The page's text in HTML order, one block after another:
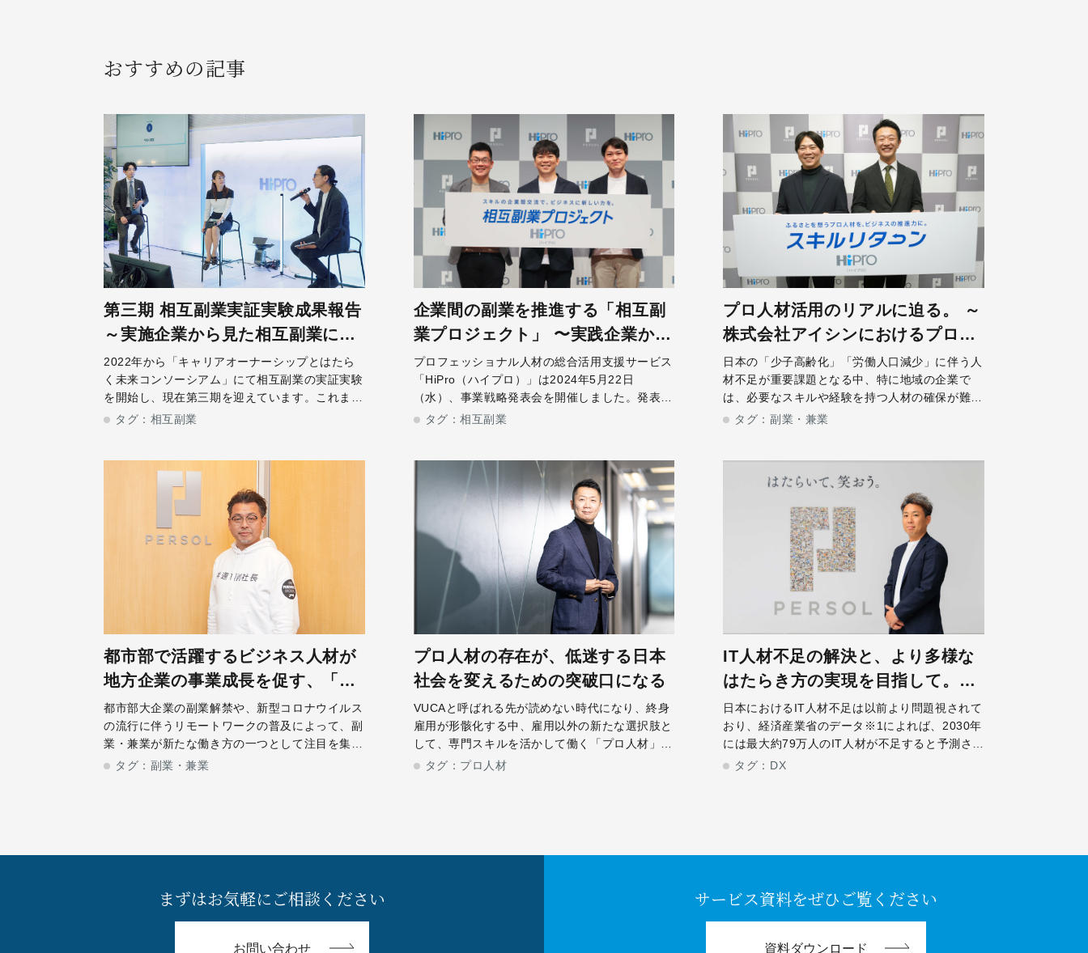
おすすめの記事
第三期 相互副業実証実験成果報告
～実施企業から見た相互副業によ
る効果とは～
2022年から「キャリアオーナーシップとはたら
く未来コンソーシアム」にて相互副業の実証実験
を開始し、現在第三期を迎えています。これまで
に計28社114案件128名のマッチングが実現、相
タグ： 相互副業
企業間の副業を推進する「相互副
業プロジェクト」 〜実践企業から
見た相互副業による効果とは？〜
プロフェッショナル人材の総合活用支援サービス
「HiPro（ハイプロ）」は2024年5月22日
（水）、事業戦略発表会を開催しました。発表会
の第一部では、「HiPro」編集長兼事業責任者の
タグ：相互副業
プロ人材活用のリアルに迫る。 ～
株式会社アイシンにおけるプロ人
材活用とは～
日本の「少子高齢化」「労働人口減少」に伴う人
材不足が重要課題となる中、特に地域の企業で
は、必要なスキルや経験を持つ人材の確保が難し
い場面は少なくありません。こうした状況を受
タグ： 副業・兼業
都市部で活躍するビジネス人材が
地方企業の事業成長を促す、「鳥
取県で週１副社長」とは
都市部大企業の副業解禁や、新型コロナウイルス
の流行に伴うリモートワークの普及によって、副
業・兼業が新たな働き方の一つとして注目を集め
ています。一方、人口減少が大きな課題となって
タグ： 副業・兼業
プロ人材の存在が、低迷する日本
社会を変えるための突破口になる
VUCAと呼ばれる先が読めない時代になり、終身
雇用が形骸化する中、雇用以外の新たな選択肢と
して、専門スキルを活かして働く「プロ人材」が
注目を集めています。しかし、プロ人材の活用は
タグ： プロ人材
IT人材不足の解決と、より多様な
はたらき方の実現を目指して。フ
リーランス人材の活用という選択
肢。
日本におけるIT人材不足は以前より問題視されて
おり、経済産業省のデータ※1によれば、2030年
には最大約79万人のIT人材が不足すると予測され
ています。このまま人材不足が加速すれば、今以
タグ： DX
まずはお気軽にご相談ください
お問い合わせ
サービス資料をぜひご覧ください
資料ダウンロード